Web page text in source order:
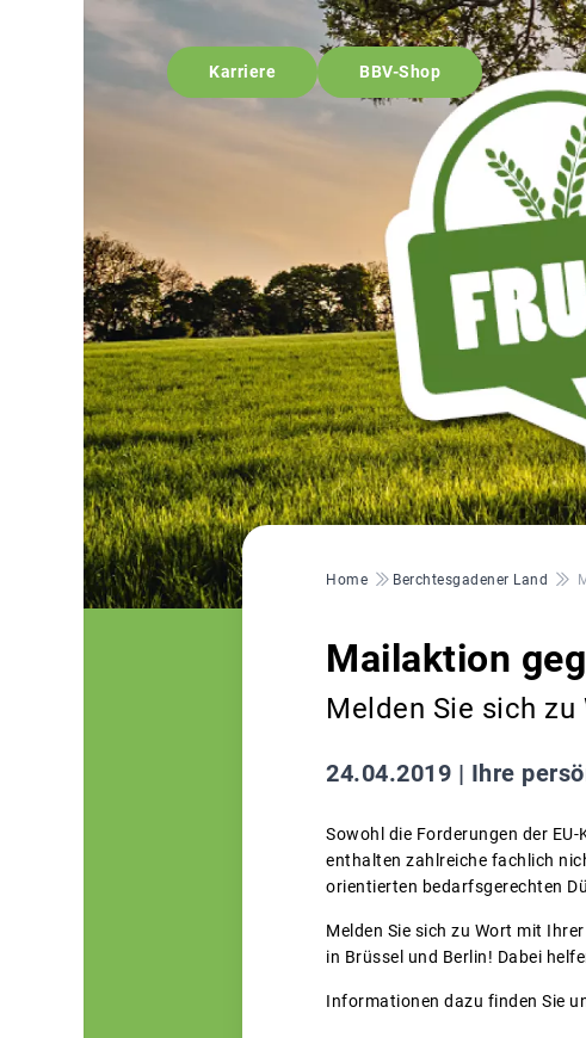
Karriere BBV-Shop
Pfadnavigation
Home Berchtesgadener Land
Mailaktion
Melden Sie sich zu
24.04.2019 | Ihre
Sowohl die Forderungen der
enthalten zahlreiche fachlich
orientierten bedarfsgerechten
Melden Sie sich zu Wort mit
in Brüssel und Berlin! Dabei
Informationen dazu finden Sie